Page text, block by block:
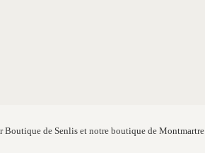
Boutique de Senlis et notre boutique de Montmartre